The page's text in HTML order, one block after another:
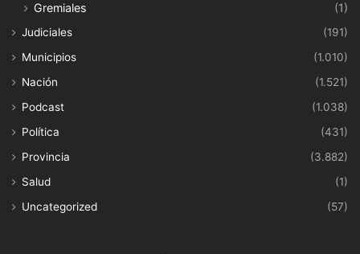
Gremiales (1)
Judiciales
(191)
Municipios
(1.010)
Nación
(1.521)
Podcast
(1.038)
Política
(431)
Provincia
(3.882)
Salud
(1)
Uncategorized
(57)